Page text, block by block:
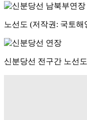
노선도 (저작권: 국토해
신분당선 전구간 노선